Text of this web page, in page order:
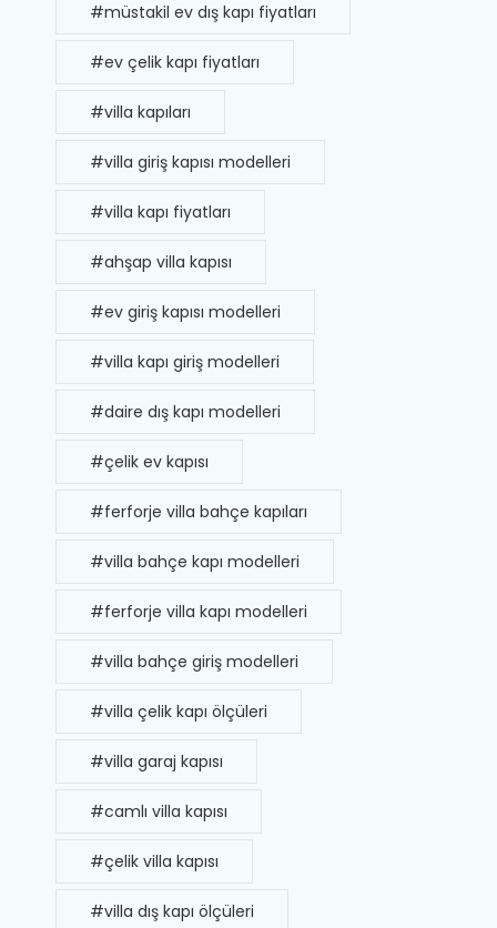
#müstakil ev dış kapı fiyatları
#ev çelik kapı fiyatları
#villa kapıları
#villa giriş kapısı modelleri
#villa kapı fiyatları
#ahşap villa kapısı
#ev giriş kapısı modelleri
#villa kapı giriş modelleri
#daire dış kapı modelleri
#çelik ev kapısı
#ferforje villa bahçe kapıları
#villa bahçe kapı modelleri
#ferforje villa kapı modelleri
#villa bahçe giriş modelleri
#villa çelik kapı ölçüleri
#villa garaj kapısı
#camlı villa kapısı
#çelik villa kapısı
#villa dış kapı ölçüleri